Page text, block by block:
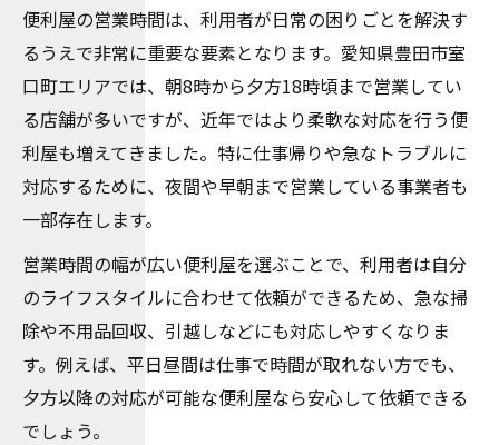
便利屋が地域密着で信頼を集める背景
営業時間で選ぶ便利屋活用のコツを伝授
便利屋の営業時間比較で賢く選ぶ方法
便利屋の早朝や夜間対応を見極めるコツ
便利屋に依頼する前の営業時間チェック
便利屋の営業時間から見る信頼性の特徴
忙しい方にも安心な便利屋の柔軟対応とは
便利屋が忙しい方へ提供する柔軟な対応
便利屋の緊急対応が可能な理由を解説
便利屋の当日依頼や即日対応の実態
便利屋の営業時間は、利用者が日常の困りごとを解決す
るうえで非常に重要な要素となります。愛知県豊田市室
口町エリアでは、朝8時から夕方18時頃まで営業してい
る店舗が多いですが、近年ではより柔軟な対応を行う便
利屋も増えてきました。特に仕事帰りや急なトラブルに
対応するために、夜間や早朝まで営業している事業者も
一部存在します。
営業時間の幅が広い便利屋を選ぶことで、利用者は自分
のライフスタイルに合わせて依頼ができるため、急な掃
除や不用品回収、引越しなどにも対応しやすくなりま
す。例えば、平日昼間は仕事で時間が取れない方でも、
夕方以降の対応が可能な便利屋なら安心して依頼できる
でしょう。